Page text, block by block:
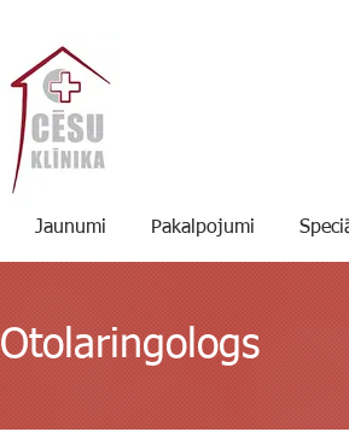
Jaunumi Pakalpojumi
Otolaringologs